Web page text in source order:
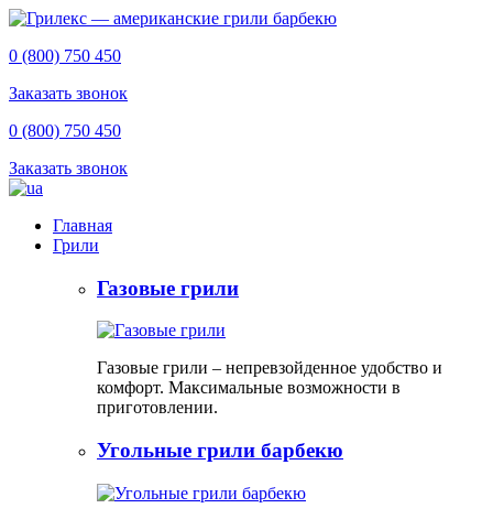
0 (800) 750 450
Заказать звонок
0 (800) 750 450
Заказать звонок
Главная
Грили
Газовые грили
Газовые грили – непревзойденное удобство и
комфорт. Максимальные возможности в
приготовлении.
Угольные грили барбекю